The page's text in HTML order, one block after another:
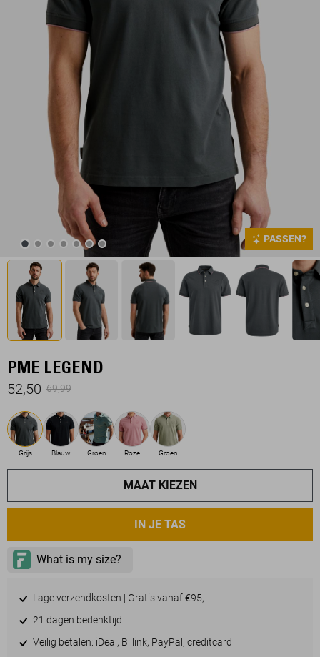
PASSEN?
PME LEGEND
52,50 69,99
Grijs Blauw Groen Roze Groen
MAAT KIEZEN
IN JE TAS
Lage verzendkosten | Gratis vanaf €95,-
21 dagen bedenktijd
Veilig betalen: iDeal, Billink, PayPal, creditcard